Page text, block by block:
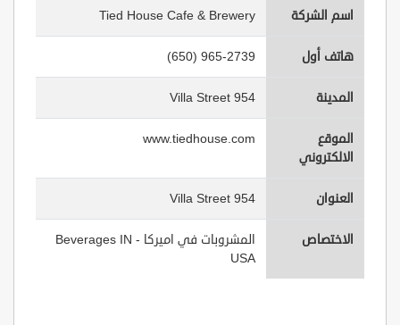
اسم الشركة Tied House Cafe & Brewery
هاتف أول (650) 965-2739
المدينة 954 Villa Street
الموقع
الالكتروني
www.tiedhouse.com
العنوان 954 Villa Street
الاختصاص
المشروبات في اميركا - Beverages IN
USA